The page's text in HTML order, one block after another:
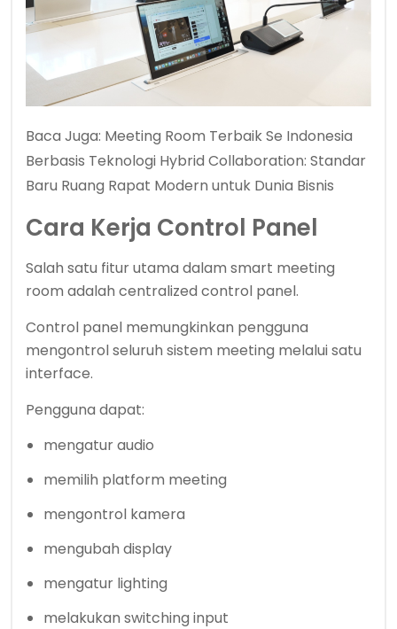
Baca Juga: Meeting Room Terbaik Se Indonesia
Berbasis Teknologi Hybrid Collaboration: Standar
Baru Ruang Rapat Modern untuk Dunia Bisnis
Cara Kerja Control Panel
Salah satu fitur utama dalam smart meeting
room adalah centralized control panel.
Control panel memungkinkan pengguna
mengontrol seluruh sistem meeting melalui satu
interface.
Pengguna dapat:
mengatur audio
memilih platform meeting
mengontrol kamera
mengubah display
mengatur lighting
melakukan switching input